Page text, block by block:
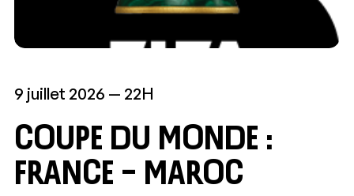
9 juillet 2026 22H
Coupe du monde :
France – Maroc